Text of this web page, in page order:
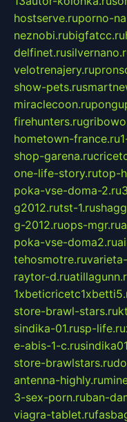
hostserve.ruporno-
neznobi.rubigfatcc.ru
delfinet.ru
velotrenajery.ru
show-pets.ru
miraclecoon.ru
firehunters.ru
hometown-france.ru
shop-garena.ru
one-life-story.rutop-
poka-vse-doma-2.ru
g2012.rutst-1.ru
g-2012.ruops-mgr.ru
poka-vse-doma2.ru
tehosmotre.ru
raytor-d.ru
store-brawl-stars.ru
sindika-01.rusp-life.ru
e-abis-1-c.ru
store-brawlstars.ru
antenna-highly.ru
3-sex-porn.ruban-
viagra-tablet.ru